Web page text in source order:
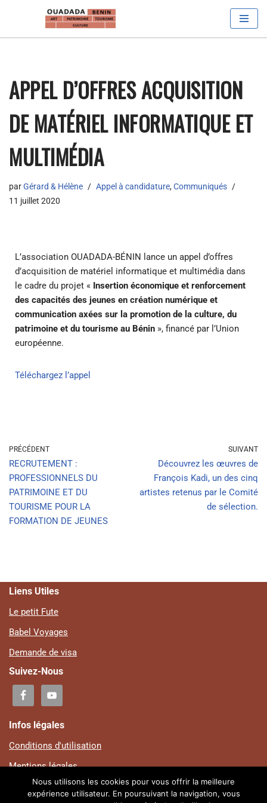
APPEL D’OFFRES ACQUISITION
DE MATÉRIEL INFORMATIQUE ET
MULTIMÉDIA
parGérard & Hélène Appel à candidature,Communiqués
11 juillet 2020
L’association OUADADA-BÉNIN lance un appel d’offres
d’acquisition de matériel informatique et multimédia dans
le cadre du projet « Insertion économique et renforcement
des capacités des jeunes en création numérique et
communication axées sur la promotion de la culture, du
patrimoine et du tourisme au Bénin », financé par l’Union
européenne.
Téléchargez l’appel
PRÉCÉDENT
RECRUTEMENT :
PROFESSIONNELS DU
PATRIMOINE ET DU
TOURISME POUR LA
FORMATION DE JEUNES
SUIVANT
Découvrez les œuvres de
François Kadi, un des cinq
artistes retenus par le Comité
de sélection.
Liens Utiles
Le petit Fute
Babel Voyages
Demande de visa
Suivez-Nous
Infos légales
Conditions d'utilisation
Mentions légales
Plan du site
Nous utilisons les cookies pour vous offrir la meilleure
expérience utilisateur. En poursuivant la navigation, vous